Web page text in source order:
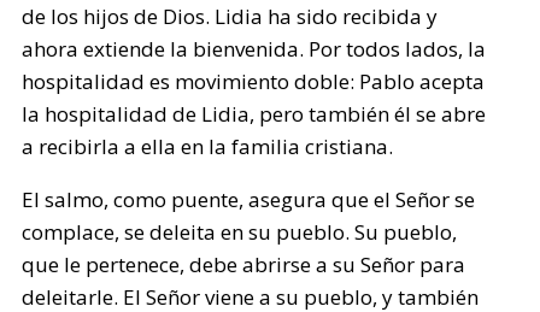
de los hijos de Dios. Lidia ha sido recibida y
ahora extiende la bienvenida. Por todos lados, la
hospitalidad es movimiento doble: Pablo acepta
la hospitalidad de Lidia, pero también él se abre
a recibirla a ella en la familia cristiana.
El salmo, como puente, asegura que el Señor se
complace, se deleita en su pueblo. Su pueblo,
que le pertenece, debe abrirse a su Señor para
deleitarle. El Señor viene a su pueblo, y también